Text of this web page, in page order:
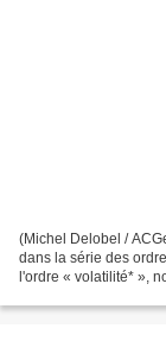
(Michel Delobel /
dans la série des
l'ordre « volatilité* »,